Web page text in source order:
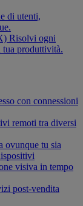
di utenti,
Risolvi ogni
produttività.
con connessioni
remoti tra diversi
ovunque tu sia
visiva in tempo
post-vendita